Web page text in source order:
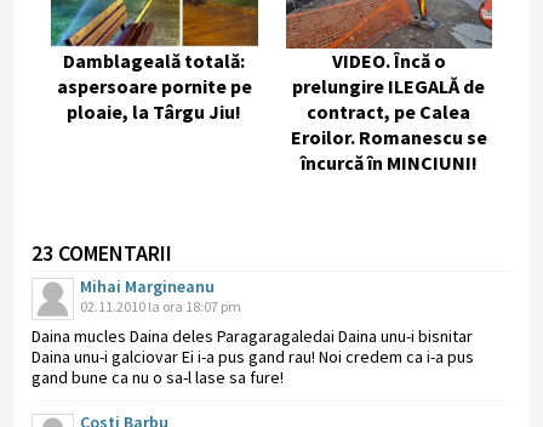
Damblageală totală:
aspersoare pornite pe
ploaie, la Târgu Jiu!
VIDEO. Încă o
prelungire ILEGALĂ de
contract, pe Calea
Eroilor. Romanescu se
încurcă în MINCIUNI!
23 COMENTARII
Mihai Margineanu
02.11.2010 la ora 18:07 pm
Daina mucles Daina deles Paragaragaledai Daina unu-i bisnitar
Daina unu-i galciovar Ei i-a pus gand rau! Noi credem ca i-a pus
gand bune ca nu o sa-l lase sa fure!
Costi Barbu